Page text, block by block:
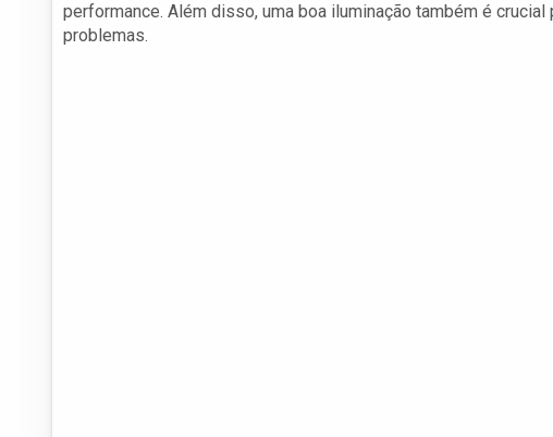
performance. Além disso, uma boa iluminação também é
problemas.